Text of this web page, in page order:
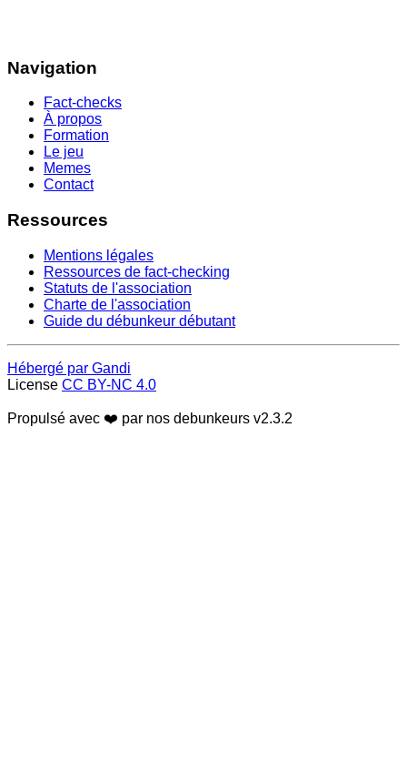
Navigation
Fact-checks
À propos
Formation
Le jeu
Memes
Contact
Ressources
Mentions légales
Ressources de fact-checking
Statuts de l'association
Charte de l'association
Guide du débunkeur débutant
Hébergé par Gandi
License CC BY-NC 4.0
Propulsé avec ❤️ par nos debunkeurs v2.3.2